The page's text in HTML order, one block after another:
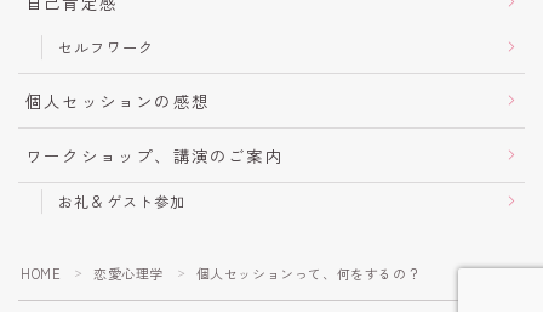
セルフワーク
個人セッションの感想
ワークショップ、講演のご案内
お礼＆ゲスト参加
HOME ＞ 恋愛心理学 ＞ 個人セッションって、何をするの？